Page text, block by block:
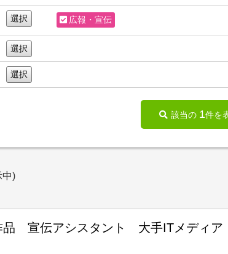
選択 広報・宣伝
選択
選択
該当の 1件を
中)
宣伝アシスタント 大手ITメディ